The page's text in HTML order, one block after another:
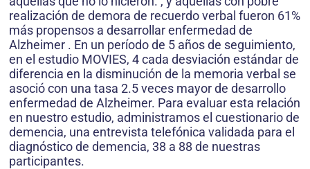
realización de demora de recuerdo verbal fueron 61%
más propensos a desarrollar enfermedad de
Alzheimer . En un período de 5 años de seguimiento,
en el estudio MOVIES, 4 cada desviación estándar de
diferencia en la disminución de la memoria verbal se
asoció con una tasa 2.5 veces mayor de desarrollo
enfermedad de Alzheimer. Para evaluar esta relación
en nuestro estudio, administramos el cuestionario de
demencia, una entrevista telefónica validada para el
diagnóstico de demencia, 38 a 88 de nuestras
participantes.